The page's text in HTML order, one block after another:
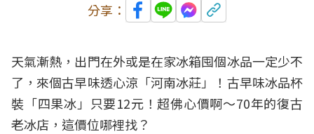
分享：
天氣漸熱，出門在外或是在家冰箱囤個冰品一定少不
了，來個古早味透心涼「河南冰莊」！古早味冰品杯
裝「四果冰」只要12元！超佛心價啊～70年的復古
老冰店，這價位哪裡找？